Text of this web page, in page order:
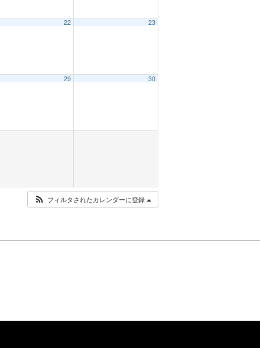
22 23
29 30
フィルタされたカレンダーに登録